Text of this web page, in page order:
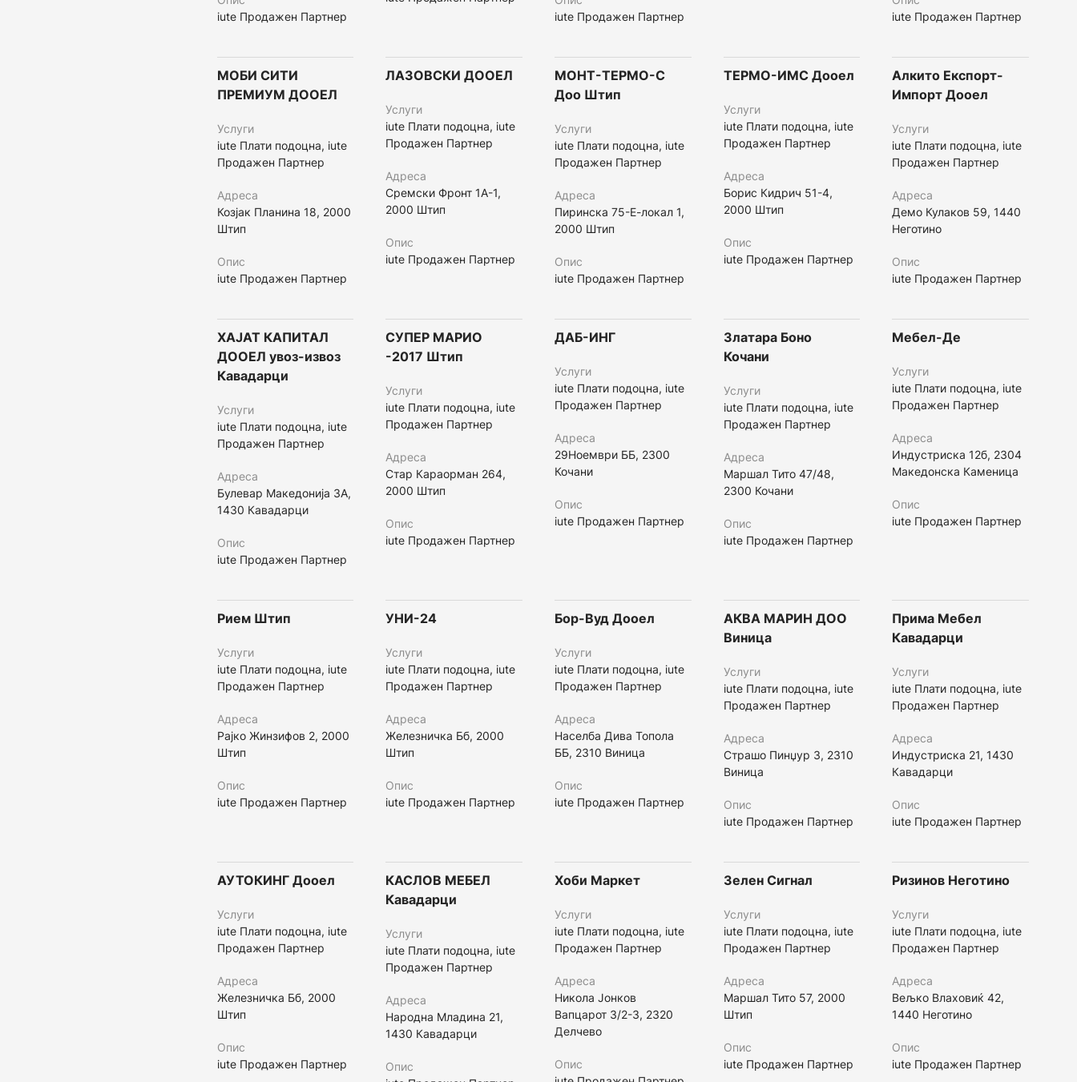
iute Продажен Партнер
iute Продажен Партнер
iute Продажен Партнер
МОБИ СИТИ
ПРЕМИУМ ДООЕЛ
Услуги
iute Плати подоцна, iute
Продажен Партнер
Адреса
Козјак Планина 18, 2000
Штип
Опис
iute Продажен Партнер
ЛАЗОВСКИ ДООЕЛ
Услуги
iute Плати подоцна, iute
Продажен Партнер
Адреса
Сремски Фронт 1А-1,
2000 Штип
Опис
iute Продажен Партнер
МОНТ-ТЕРМО-С
Доо Штип
Услуги
iute Плати подоцна, iute
Продажен Партнер
Адреса
Пиринска 75-Е-локал 1,
2000 Штип
Опис
iute Продажен Партнер
ТЕРМО-ИМС Дооел
Услуги
iute Плати подоцна, iute
Продажен Партнер
Адреса
Борис Кидрич 51-4,
2000 Штип
Опис
iute Продажен Партнер
Алкито Експорт-
Импорт Дооел
Услуги
iute Плати подоцна, iute
Продажен Партнер
Адреса
Демо Кулаков 59, 1440
Неготино
Опис
iute Продажен Партнер
ХАЈАТ КАПИТАЛ
ДООЕЛ увоз-извоз
Кавадарци
Услуги
iute Плати подоцна, iute
Продажен Партнер
Адреса
Булевар Македонија 3А,
1430 Кавадарци
Опис
iute Продажен Партнер
СУПЕР МАРИО
-2017 Штип
Услуги
iute Плати подоцна, iute
Продажен Партнер
Адреса
Стар Караорман 264,
2000 Штип
Опис
iute Продажен Партнер
ДАБ-ИНГ
Услуги
iute Плати подоцна, iute
Продажен Партнер
Адреса
29Ноември ББ, 2300
Кочани
Опис
iute Продажен Партнер
Златара Боно
Кочани
Услуги
iute Плати подоцна, iute
Продажен Партнер
Адреса
Маршал Тито 47/48,
2300 Кочани
Опис
iute Продажен Партнер
Мебел-Де
Услуги
iute Плати подоцна, iute
Продажен Партнер
Адреса
Индустриска 12б, 2304
Македонска Каменица
Опис
iute Продажен Партнер
Рием Штип
Услуги
iute Плати подоцна, iute
Продажен Партнер
Адреса
Рајко Жинзифов 2, 2000
Штип
Опис
iute Продажен Партнер
УНИ-24
Услуги
iute Плати подоцна, iute
Продажен Партнер
Адреса
Железничка Бб, 2000
Штип
Опис
iute Продажен Партнер
Бор-Вуд Дооел
Услуги
iute Плати подоцна, iute
Продажен Партнер
Адреса
Населба Дива Топола
ББ, 2310 Виница
Опис
iute Продажен Партнер
АКВА МАРИН ДОО
Виница
Услуги
iute Плати подоцна, iute
Продажен Партнер
Адреса
Страшо Пинџур 3, 2310
Виница
Опис
iute Продажен Партнер
Прима Мебел
Кавадарци
Услуги
iute Плати подоцна, iute
Продажен Партнер
Адреса
Индустриска 21, 1430
Кавадарци
Опис
iute Продажен Партнер
АУТОКИНГ Дооел
Услуги
iute Плати подоцна, iute
Продажен Партнер
Адреса
Железничка Бб, 2000
Штип
Опис
iute Продажен Партнер
КАСЛОВ МЕБЕЛ
Кавадарци
Услуги
iute Плати подоцна, iute
Продажен Партнер
Адреса
Народна Младина 21,
1430 Кавадарци
Опис
Хоби Маркет
Услуги
iute Плати подоцна, iute
Продажен Партнер
Адреса
Никола Јонков
Вапцарот 3/2-3, 2320
Делчево
Опис
Зелен Сигнал
Услуги
iute Плати подоцна, iute
Продажен Партнер
Адреса
Маршал Тито 57, 2000
Штип
Опис
iute Продажен Партнер
Ризинов Неготино
Услуги
iute Плати подоцна, iute
Продажен Партнер
Адреса
Вељко Влаховиќ 42,
1440 Неготино
Опис
iute Продажен Партнер